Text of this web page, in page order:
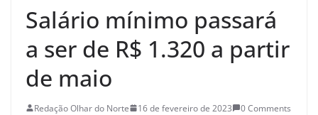
Salário mínimo passará
a ser de R$ 1.320 a partir
de maio
Redação Olhar do Norte 16 de fevereiro de 2023 0 Comments